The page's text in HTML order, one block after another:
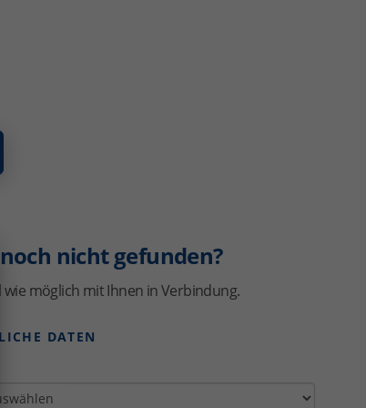
nicht gefunden?
wie möglich mit Ihnen in Verbindung.
DATEN